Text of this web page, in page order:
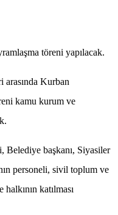
töreni yapılacak.
arasında Kurban
kamu kurum ve
Belediye başkanı, Siyasiler
personeli, sivil toplum ve
katılması